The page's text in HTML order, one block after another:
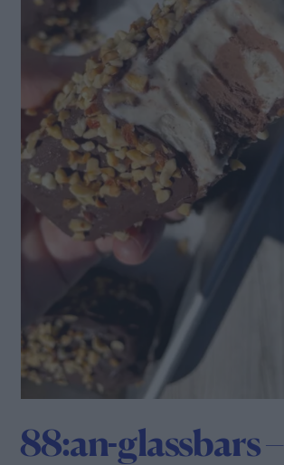
88:an-glassbars –